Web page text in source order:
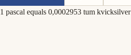
1 pascal equals 0,0002953 tum kvicksilver